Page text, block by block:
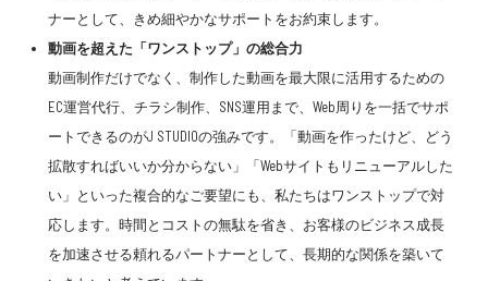
ナーとして、きめ細やかなサポートをお約束します。
動画を超えた「ワンストップ」の総合力
動画制作だけでなく、制作した動画を最大限に活用するための
EC運営代行、チラシ制作、SNS運用まで、Web周りを一括でサポ
ートできるのがJ STUDIOの強みです。「動画を作ったけど、どう
拡散すればいいか分からない」「Webサイトもリニューアルした
い」といった複合的なご要望にも、私たちはワンストップで対
応します。時間とコストの無駄を省き、お客様のビジネス成長
を加速させる頼れるパートナーとして、長期的な関係を築いて